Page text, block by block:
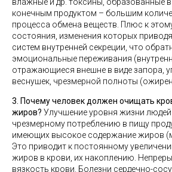
конечным продуктом – большим
процесса обмена веществ. Плюс к
состояния, изменения которых
систем внутренней секреции, что
эмоциональные переживания
отражающиеся внешне в виде запора,
веснушек, чрезмерной полноты
3. Почему человек должен очищать
жиров? Улучшение уровня жизни
чрезмерному потреблению в пищу
имеющих высокое содержание жиров
Это приводит к постоянному
жиров в крови, их накоплению.
вязкость крови. Болезни сердечно-